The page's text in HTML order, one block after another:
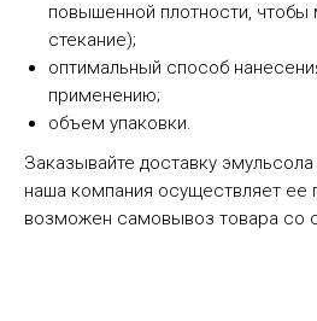
повышенной плотности, чтобы
стекание);
оптимальный способ
применению;
объем упаковки.
Заказывайте доставку
наша компания осуществляет ее
возможен самовывоз товара со